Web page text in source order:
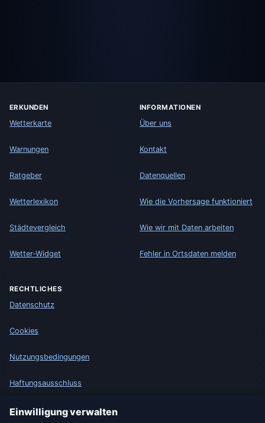
ERKUNDEN
Wetterkarte
Warnungen
Ratgeber
Wetterlexikon
Städtevergleich
Wetter-Widget
INFORMATIONEN
Über uns
Kontakt
Datenquellen
Wie die Vorhersage funktioniert
Wie wir mit Daten arbeiten
Fehler in Ortsdaten melden
RECHTLICHES
Datenschutz
Cookies
Nutzungsbedingungen
Haftungsausschluss
Impressum
Einwilligung verwalten